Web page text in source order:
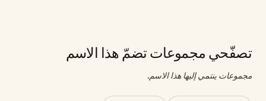
تصفّحي مجموعات تضمّ هذا الاسم
مجموعات ينتمي إليها هذا الاسم.